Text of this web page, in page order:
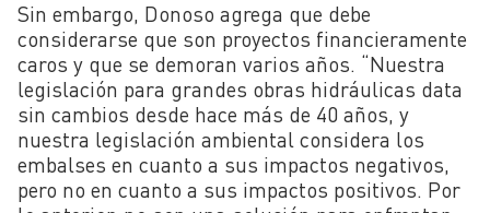
Sin embargo, Donoso agrega que debe
considerarse que son proyectos financieramente
caros y que se demoran varios años. “Nuestra
legislación para grandes obras hidráulicas data
sin cambios desde hace más de 40 años, y
nuestra legislación ambiental considera los
embalses en cuanto a sus impactos negativos,
pero no en cuanto a sus impactos positivos. Por